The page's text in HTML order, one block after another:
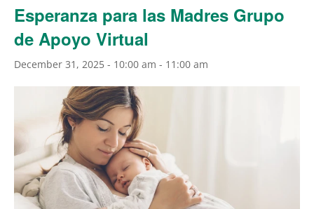
Esperanza para las Madres Grupo
de Apoyo Virtual
December 31, 2025 - 10:00 am - 11:00 am